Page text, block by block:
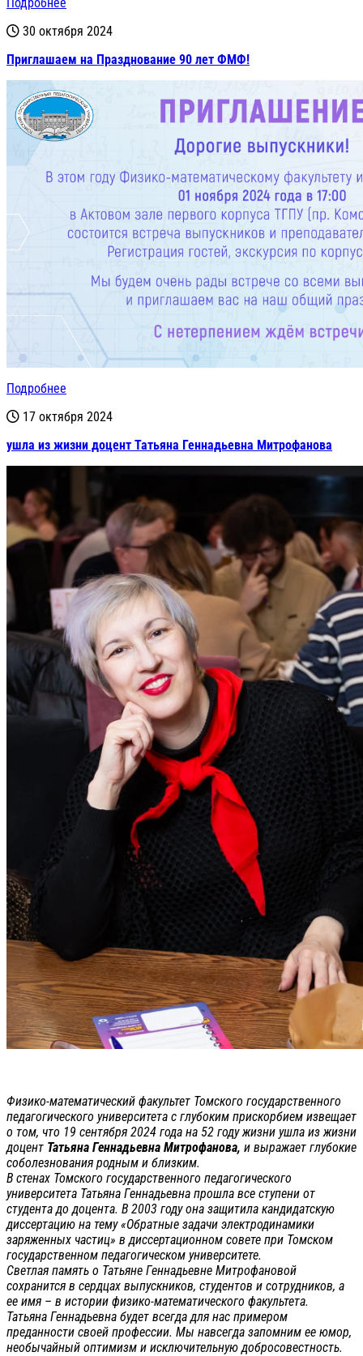
30 октября 2024
Приглашаем на Празднование 90 лет ФМФ!
Подробнее
17 октября 2024
ушла из жизни доцент Татьяна Геннадьевна Митрофанова
Физико-математический факультет Томского государственного
педагогического университета с глубоким прискорбием извещает
о том, что 19 сентября 2024 года на 52 году жизни ушла из жизни
доцент Татьяна Геннадьевна Митрофанова, и выражает глубокие
соболезнования родным и близким.
В стенах Томского государственного педагогического
университета Татьяна Геннадьевна прошла все ступени от
студента до доцента. В 2003 году она защитила кандидатскую
диссертацию на тему «Обратные задачи электродинамики
заряженных частиц» в диссертационном совете при Томском
государственном педагогическом университете.
Светлая память о Татьяне Геннадьевне Митрофановой
сохранится в сердцах выпускников, студентов и сотрудников, а
ее имя – в истории физико-математического факультета.
Татьяна Геннадьевна будет всегда для нас примером
преданности своей профессии. Мы навсегда запомним ее юмор,
необычайный оптимизм и исключительную добросовестность.